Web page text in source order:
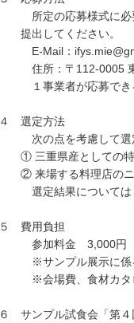
所定の応募様式に必要
提出してください。
E-Mail：
住所：〒112-0005 東
１事業者が応募できる
４ 選定方法
次の点を考慮して選定
① 三重県産としての特
② 来場する料理店のニ
選定結果については８
５ 費用負担
参加料金 3,000円
※サンプル展示に係る
※会場費、食材カタロ
６ サンプル試食会「第４